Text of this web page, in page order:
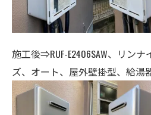
施工後⇒RUF-E2406SAW、リン
ズ、オート、屋外壁掛型、給湯